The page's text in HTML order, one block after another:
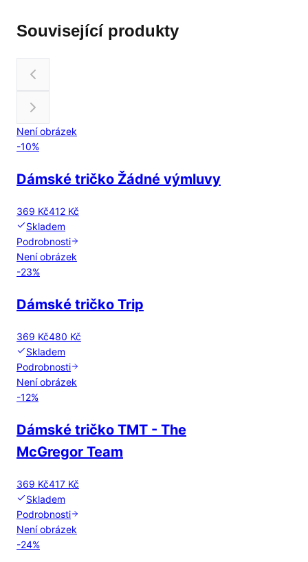
Související produkty
Není obrázek
-10%
Dámské tričko Žádné výmluvy
369 Kč412 Kč
Skladem
Podrobnosti
Není obrázek
-23%
Dámské tričko Trip
369 Kč480 Kč
Skladem
Podrobnosti
Není obrázek
-12%
Dámské tričko TMT - The
McGregor Team
369 Kč417 Kč
Skladem
Podrobnosti
Není obrázek
-24%